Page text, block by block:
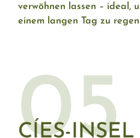
verwöhnen lassen – ideal,
einem langen Tag zu
05
CÍES-INSEL